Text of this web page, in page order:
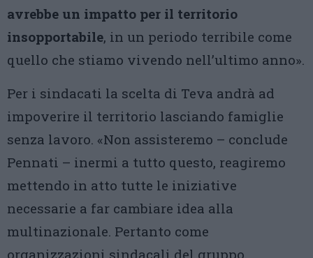
avrebbe un impatto per il territorio
insopportabile, in un periodo terribile come
quello che stiamo vivendo nell’ultimo anno».
Per i sindacati la scelta di Teva andrà ad
impoverire il territorio lasciando famiglie
senza lavoro. «Non assisteremo – conclude
Pennati – inermi a tutto questo, reagiremo
mettendo in atto tutte le iniziative
necessarie a far cambiare idea alla
multinazionale. Pertanto come
organizzazioni sindacali del gruppo,